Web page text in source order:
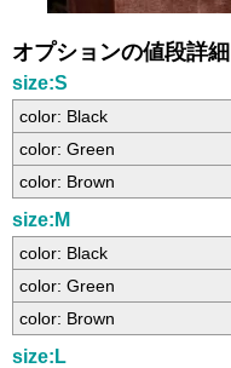
オプションの値段詳細
size:S
color: Black
color: Green
color: Brown
size:M
color: Black
color: Green
color: Brown
size:L